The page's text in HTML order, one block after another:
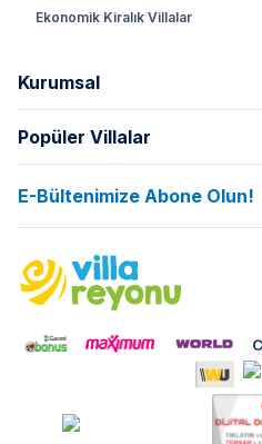
Ekonomik Kiralık Villalar
Kurumsal
Hakkımızda
İptal Şartları
Kurumsal
Yorumlar
Popüler Villalar
VİLLA SALKIM
VİLLA OLENNA 1
VİLLA TİAMO
E-Bültenimize Abone Olun!